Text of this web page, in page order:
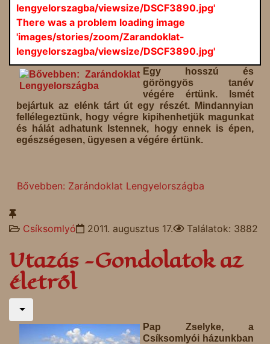
lengyelorszagba/viewsize/DSCF3890.jpg'
There was a problem loading image
'images/stories/zoom/Zarandoklat-
lengyelorszagba/viewsize/DSCF3890.jpg'
Egy hosszú és
göröngyös tanév
végére értünk. Ismét
bejártuk az elénk tárt út egy részét. Mindannyian
fellélegeztünk, hogy végre kipihenhetjük magunkat
és hálát adhatunk Istennek, hogy ennek is épen,
egészségesen, ügyesen a végére értünk.
Bővebben: Zarándoklat Lengyelországba
Csíksomlyó 2011. augusztus 17. Találatok: 3882
Utazás -Gondolatok az
életről
Pap Zselyke, a
Csíksomlyói házunkban